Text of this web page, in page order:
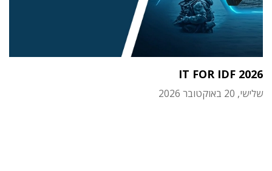
IT FOR IDF 2026
שלישי, 20 באוקטובר 2026